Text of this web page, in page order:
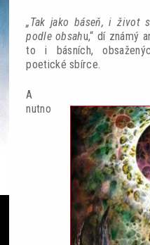
Ze světa
„Tak jako báseň, i život
podle obsahu,“ dí známý
to i básních,
poetické sbírce.
A
nutno